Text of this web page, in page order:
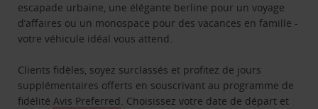
escapade urbaine, une élégante berline pour un voyage
d’affaires ou un monospace pour des vacances en famille -
votre véhicule idéal vous attend.
Clients fidèles, soyez surclassés et profitez de jours
supplémentaires offerts en souscrivant au programme de
fidélitéAvis Preferred. Choisissez votre date de départ et